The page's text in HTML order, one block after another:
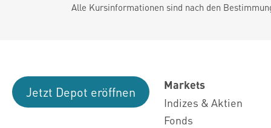
Alle Kursinformationen sind nach den
Jetzt Depot eröffnen
Markets
Indizes & Aktien
Fonds